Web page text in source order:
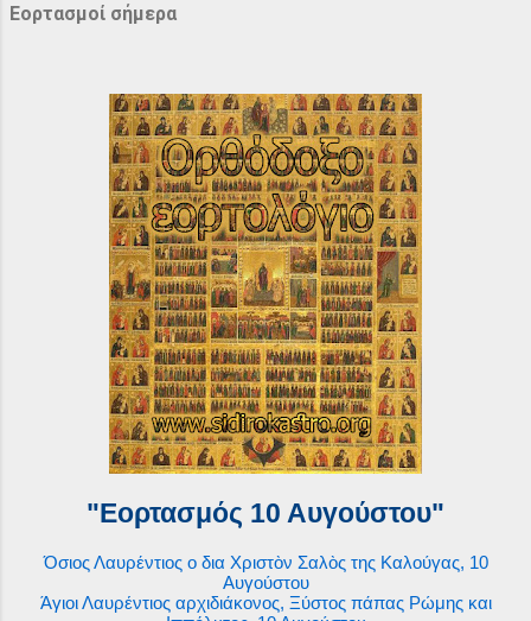
Εορτασμοί σήμερα
"Εορτασμός 10 Αυγούστου"
Όσιος Λαυρέντιος ο δια Χριστὸν Σαλὸς της Καλούγας, 10
Αυγούστου
Άγιοι Λαυρέντιος αρχιδιάκονος, Ξύστος πάπας Ρώμης και